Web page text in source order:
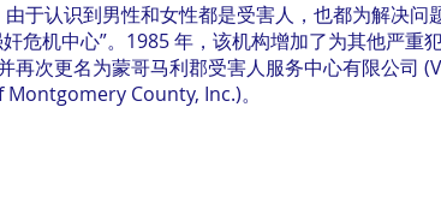
由于认识到男性和女性都是受害人，也都为解决问
危机中心”。1985 年，该机构增加了为其他严重
再次更名为蒙哥马利郡受害人服务中心有限公司
County, Inc.)。